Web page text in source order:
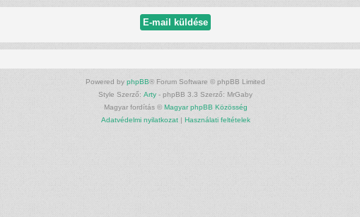
Powered by phpBB® Forum Software © phpBB Limited
Style Szerző: Arty - phpBB 3.3 Szerző: MrGaby
Magyar fordítás © Magyar phpBB Közösség
Adatvédelmi nyilatkozat| Használati feltételek